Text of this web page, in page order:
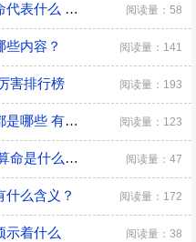
周公解梦：梦里有大师给自己算命代表什么 是好兆头吗？ 阅读量：58
内容？ 阅读量：141
害排行榜 阅读量：193
分析十二星座风象火象土象水象都是哪些 有什么优缺点 阅读量：123
梦见算八字是什么意思 女人梦见算命是什么预兆 阅读量：47
么含义？ 阅读量：172
示着什么 阅读量：38